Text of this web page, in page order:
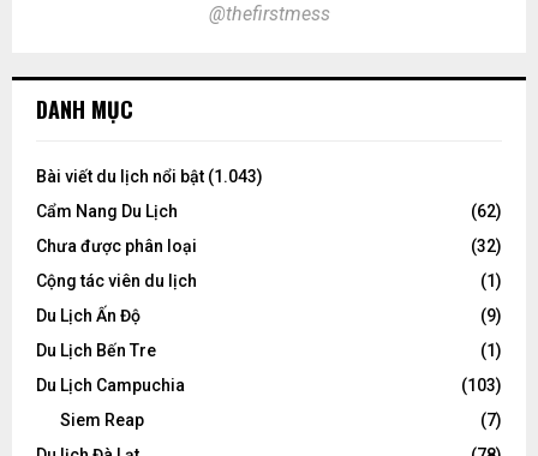
@thefirstmess
DANH MỤC
Bài viết du lịch nổi bật (1.043)
Cẩm Nang Du Lịch
(62)
Chưa được phân loại
(32)
Cộng tác viên du lịch
(1)
Du Lịch Ấn Độ
(9)
Du Lịch Bến Tre
(1)
Du Lịch Campuchia
(103)
Siem Reap
(7)